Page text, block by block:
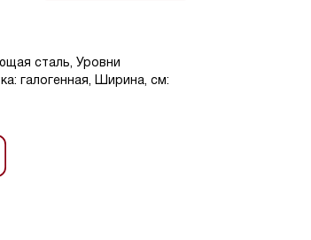
сталь, Уровни
галогенная, Ширина, см: